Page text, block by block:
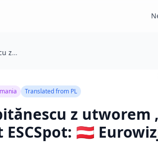
🇷🇴 Alexandra Căpitănescu z utworem „Choke Me” wygrała plebiscyt ESCSpot: 🇦🇹 Eurowizja 2026
Translated from PL
z utworem
🇦🇹